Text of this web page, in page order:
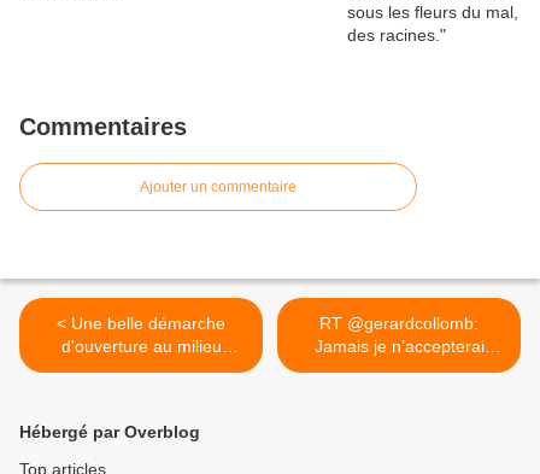
Commentaires
Ajouter un commentaire
< Une belle démarche
d'ouverture au milieu
naturel...
RT @gerardcollomb:
Jamais je n’accepterai
que... >
Hébergé par Overblog
Top articles